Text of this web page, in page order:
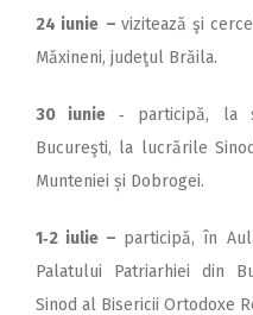
24 iunie – vizitează şi
Măxineni, judeţul Brăila.
30 iunie ‑ participă, la
Bucureşti, la lucrările
Munteniei și Dobrogei.
1‑2 iulie – participă, în
Palatului Patriarhiei din
Sinod al Bisericii Ortodoxe